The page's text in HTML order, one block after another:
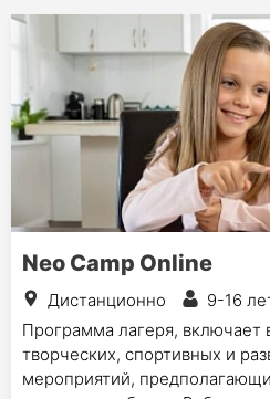
Neo Camp Online
Дистанционно
9-16
Программа лагеря, включает
творческих, спортивных и
мероприятий,